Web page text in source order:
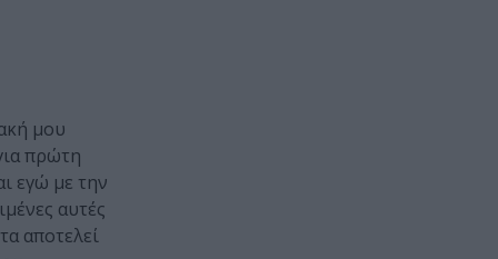
μου
πρώτη
εγώ με την
αυτές
αποτελεί